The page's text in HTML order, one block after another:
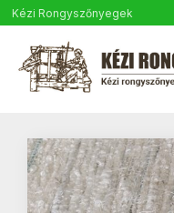
Kézi Rongyszőnyegek